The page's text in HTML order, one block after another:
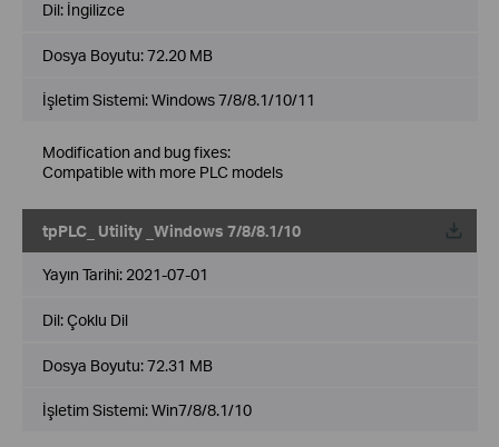
Dil: İngilizce
Dosya Boyutu:72.20 MB
İşletim Sistemi: Windows 7/8/8.1/10/11
Modification and bug fixes:
Compatible with more PLC models
tpPLC_ Utility _Windows 7/8/8.1/10
Yayın Tarihi: 2021-07-01
Dil:Çoklu Dil
Dosya Boyutu:72.31 MB
İşletim Sistemi: Win7/8/8.1/10